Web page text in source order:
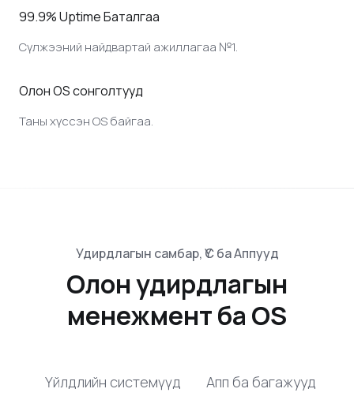
99.9% Uptime Баталгаа
Сүлжээний найдвартай ажиллагаа №1.
Олон OS сонголтууд
Таны хүссэн OS байгаа.
Удирдлагын самбар, ҮС ба Аппууд
Олон удирдлагын
менежмент ба OS
Үйлдлийн системүүд Апп ба багажууд